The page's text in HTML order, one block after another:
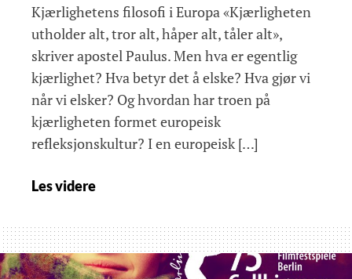
Kjærlighetens filosofi i Europa «Kjærligheten
utholder alt, tror alt, håper alt, tåler alt»,
skriver apostel Paulus. Men hva er egentlig
kjærlighet? Hva betyr det å elske? Hva gjør vi
når vi elsker? Og hvordan har troen på
kjærligheten formet europeisk
refleksjonskultur? I en europeisk […]
Les videre
filosofi
i
Europa,